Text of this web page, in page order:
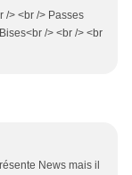
/> <br /> Passes
/> <br /> <br
News mais il